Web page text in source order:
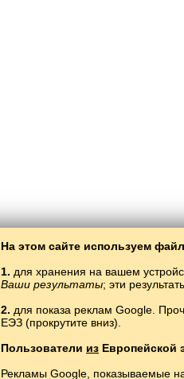
На этом сайте используем
1. для хранения на вашем
Ваши результаты; эти
2. для показа реклам Google.
ЕЭЗ (прокрутите вниз).
Пользователи из Европейской
Рекламы Google, показываемые